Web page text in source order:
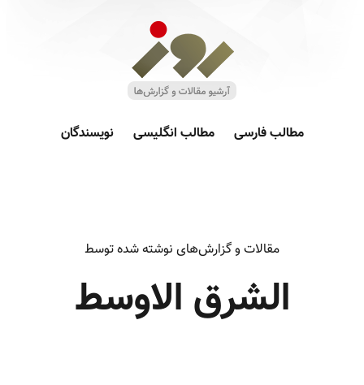
مطالب فارسی مطالب انگلیسی نویسندگان
مقالات و گزارش‌های نوشته شده توسط
الشرق الاوسط